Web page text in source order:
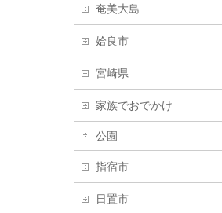
奄美大島
姶良市
宮崎県
家族でおでかけ
公園
指宿市
日置市